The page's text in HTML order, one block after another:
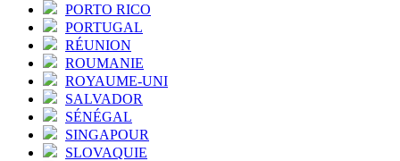
PORTO RICO
PORTUGAL
RÉUNION
ROUMANIE
ROYAUME-UNI
SALVADOR
SÉNÉGAL
SINGAPOUR
SLOVAQUIE